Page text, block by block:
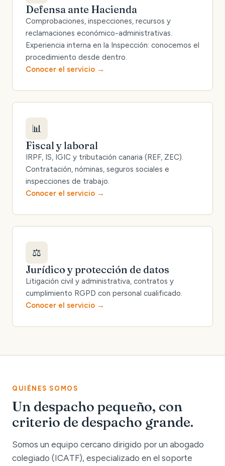
Defensa ante Hacienda
Comprobaciones, inspecciones, recursos y
reclamaciones económico-administrativas.
Experiencia interna en la Inspección: conocemos el
procedimiento desde dentro.
Conocer el servicio
📊
Fiscal y laboral
IRPF, IS, IGIC y tributación canaria (REF, ZEC).
Contratación, nóminas, seguros sociales e
inspecciones de trabajo.
Conocer el servicio
⚖️
Jurídico y protección de datos
Litigación civil y administrativa, contratos y
cumplimiento RGPD con personal cualificado.
Conocer el servicio
QUIÉNES SOMOS
Un despacho pequeño, con
criterio de despacho grande.
Somos un equipo cercano dirigido por un abogado
colegiado (ICATF), especializado en el soporte